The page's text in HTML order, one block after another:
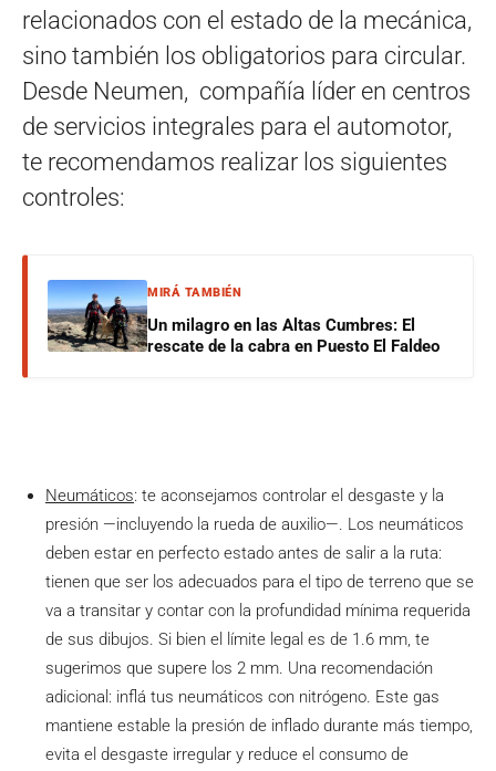
relacionados con el estado de la mecánica,
sino también los obligatorios para circular.
Desde Neumen, compañía líder en centros
de servicios integrales para el automotor,
te recomendamos realizar los siguientes
controles:
MIRÁ TAMBIÉN
Un milagro en las Altas Cumbres: El
rescate de la cabra en Puesto El Faldeo
Neumáticos: te aconsejamos controlar el desgaste y la
presión —incluyendo la rueda de auxilio—. Los neumáticos
deben estar en perfecto estado antes de salir a la ruta:
tienen que ser los adecuados para el tipo de terreno que se
va a transitar y contar con la profundidad mínima requerida
de sus dibujos. Si bien el límite legal es de 1.6 mm, te
sugerimos que supere los 2 mm. Una recomendación
adicional: inflá tus neumáticos con nitrógeno. Este gas
mantiene estable la presión de inflado durante más tiempo,
evita el desgaste irregular y reduce el consumo de